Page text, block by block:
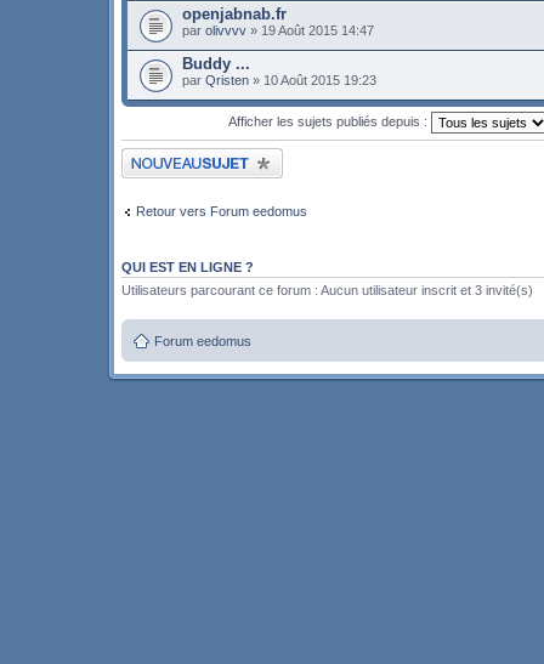
openjabnab.fr
par olivvvv » 19 Août 2015 14:47
Buddy ...
par Qristen » 10 Août 2015 19:23
Afficher les sujets publiés depuis :
Publier un nouveau sujet
Retour vers Forum eedomus
QUI EST EN LIGNE ?
Utilisateurs parcourant ce forum : Aucun utilisateur inscrit et 3 invité(s)
Forum eedomus